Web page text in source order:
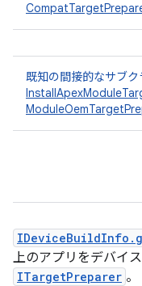
既知の間接的なサブク
上のアプリをデバイ
ITargetPreparer 。